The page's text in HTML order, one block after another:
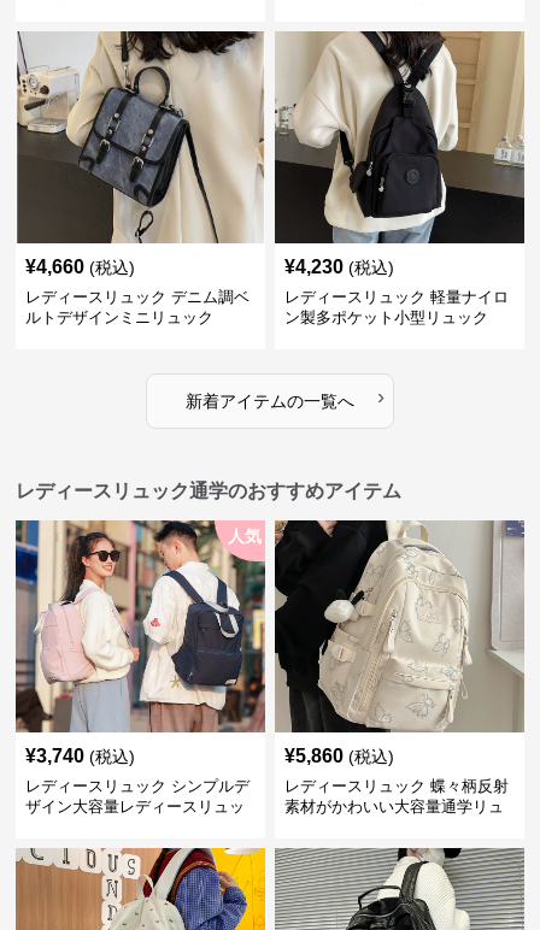
¥4,660 (税込)
レディースリュック デニム調ベ
ルトデザインミニリュック
¥4,230 (税込)
レディースリュック 軽量ナイロ
ン製多ポケット小型リュック
新着アイテムの一覧へ ›
レディースリュック通学のおすすめアイテム
人気
¥3,740 (税込)
レディースリュック シンプルデ
ザイン大容量レディースリュッ
¥5,860 (税込)
レディースリュック 蝶々柄反射
素材がかわいい大容量通学リュ